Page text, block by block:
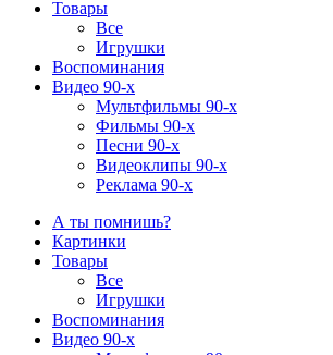
Товары
Все
Игрушки
Воспоминания
Видео 90-х
Мультфильмы 90-х
Фильмы 90-х
Песни 90-х
Видеоклипы 90-х
Реклама 90-х
А ты помнишь?
Картинки
Товары
Все
Игрушки
Воспоминания
Видео 90-х